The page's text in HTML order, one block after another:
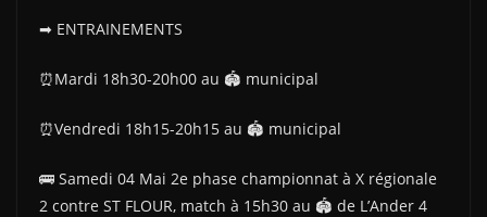
➡ ENTRAINEMENTS
⏰Mardi 18h30-20h00 au 🏟 municipal
⏰Vendredi 18h15-20h15 au 🏟 municipal
🚌 Samedi 04 Mai 2e phase championnat à X régionale
2 contre ST FLOUR, match à 15h30 au 🏟 de L’Ander 4